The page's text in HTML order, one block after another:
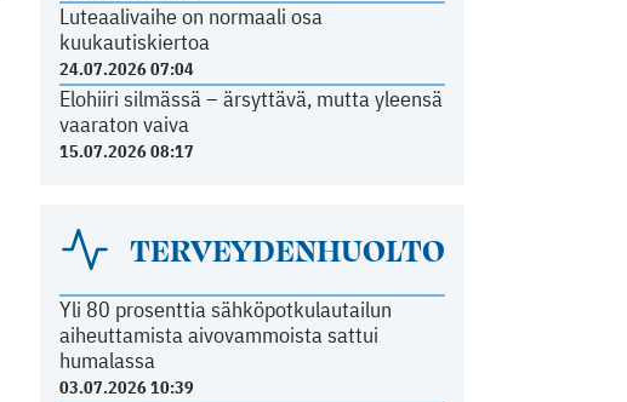
Luteaalivaihe on normaali osa
kuukautiskiertoa
24.07.2026 07:04
Elohiiri silmässä – ärsyttävä, mutta yleensä
vaaraton vaiva
15.07.2026 08:17
TERVEYDENHUOLTO
Yli 80 prosenttia sähköpotkulautailun
aiheuttamista aivovammoista sattui
humalassa
03.07.2026 10:39